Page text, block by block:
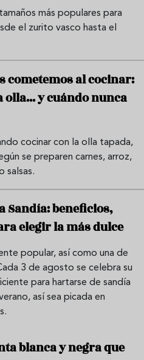
más populares para
el zurito vasco hasta el
cometemos al cocinar:
olla... y cuándo nunca
cocinar con la olla tapada,
se preparen carnes, arroz,
salsas.
Sandía: beneficios,
elegir la más dulce
popular, así como una de
3 de agosto se celebra su
para hartarse de sandía
así sea picada en
blanca y negra que